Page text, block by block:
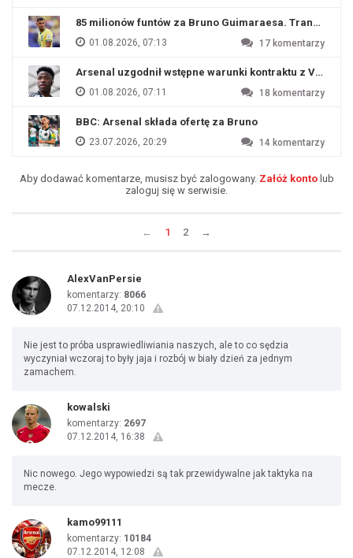
85 milionów funtów za Bruno Guimaraesa. Transfer
01.08.2026, 07:13 17 komentarzy
Arsenal uzgodnił wstępne warunki kontraktu z
01.08.2026, 07:11 18 komentarzy
BBC: Arsenal składa ofertę za Bruno
23.07.2026, 20:29 14 komentarzy
Aby dodawać komentarze, musisz być zalogowany. Załóż kontolub
zaloguj się w serwisie.
← 1 2 →
AlexVanPersie
komentarzy: 8066
07.12.2014, 20:10
Nie jest to próba usprawiedliwiania naszych, ale to co sędzia
wyczyniał wczoraj to były jaja i rozbój w biały dzień za jednym
zamachem.
kowalski
komentarzy: 2697
07.12.2014, 16:38
Nic nowego. Jego wypowiedzi są tak przewidywalne jak taktyka na
mecze.
kamo99111
komentarzy: 10184
07.12.2014, 12:08